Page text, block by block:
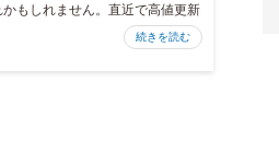
もしれません。直近で高値更新
続きを読む